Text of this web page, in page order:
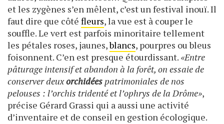
et les zygènes s’en mêlent, c’est un festival inouï. Il
faut dire que côté fleurs, la vue est à couper le
souffle. Le vert est parfois minoritaire tellement
les pétales roses, jaunes,blancs, pourpres ou bleus
foisonnent. C’en est presque étourdissant. «Entre
pâturage intensif et abandon à la forêt, on essaie de
conserver deuxorchidées patrimoniales de nos
pelouses : l’orchis tridenté et l’ophrys de la Drôme»,
précise Gérard Grassi qui a aussi une activité
d’inventaire et de conseil en gestion écologique.